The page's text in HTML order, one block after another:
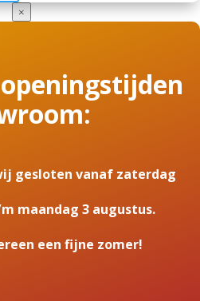
×
gesloten vanaf zaterdag
maandag 3 augustus.
een fijne zomer!